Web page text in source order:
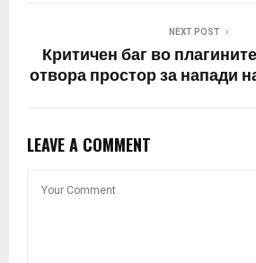
NEXT POST
Критичен баг во
отвора простор за напади
LEAVE A COMMENT